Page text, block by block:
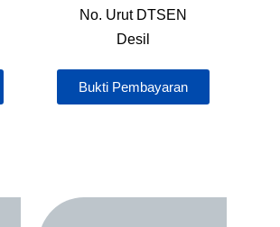
No. Urut DTSEN
Desil
Bukti Pembayaran